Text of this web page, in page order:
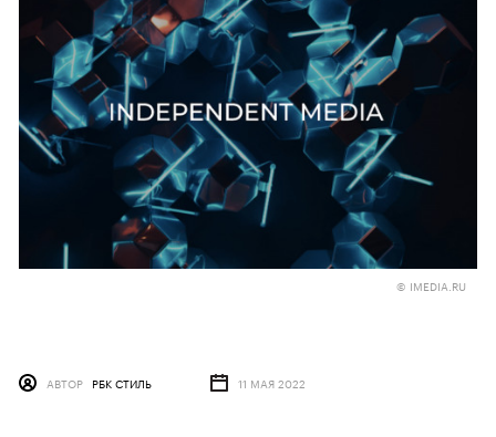
© IMEDIA.RU
АВТОР РБК СТИЛЬ 11 МАЯ 2022